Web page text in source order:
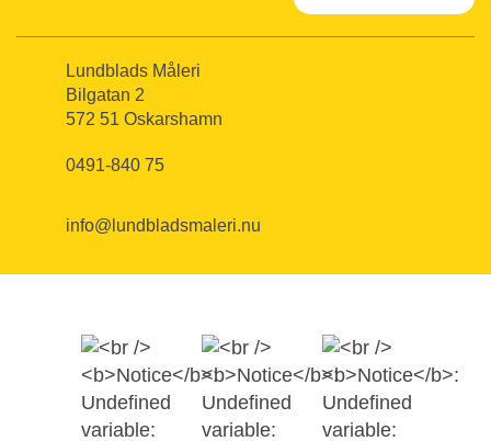
Lundblads Måleri
Bilgatan 2
572 51 Oskarshamn
0491-840 75
info@lundbladsmaleri.nu